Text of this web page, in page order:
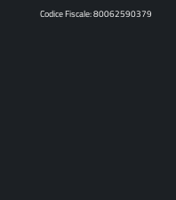
Codice Fiscale: 80062590379